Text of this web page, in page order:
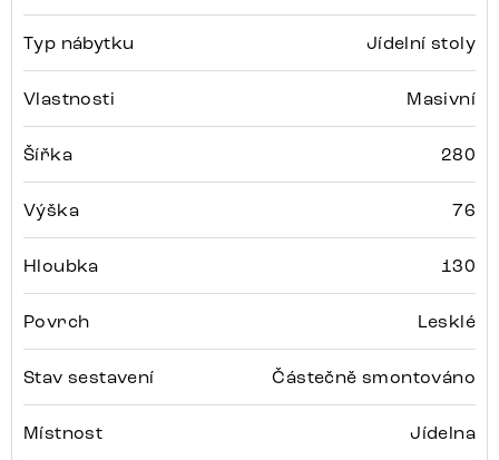
Typ nábytku Jídelní stoly
Vlastnosti Masivní
Šířka 280
Výška 76
Hloubka 130
Povrch Lesklé
Stav sestavení Částečně smontováno
Místnost Jídelna